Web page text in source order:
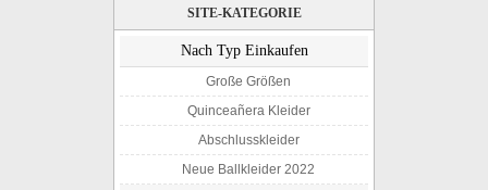
SITE-KATEGORIE
Nach Typ Einkaufen
Große Größen
Quinceañera Kleider
Abschlusskleider
Neue Ballkleider 2022